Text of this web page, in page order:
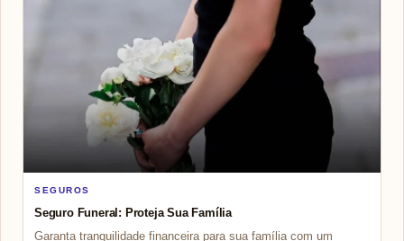
SEGUROS
Seguro Funeral: Proteja Sua Família
Garanta tranquilidade financeira para sua família com um